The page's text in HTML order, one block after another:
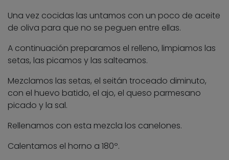
Una vez cocidas las untamos con un poco de aceite
de oliva para que no se peguen entre ellas.
A continuación preparamos el relleno, limpiamos las
setas, las picamos y las salteamos.
Mezclamos las setas, el seitán troceado diminuto,
con el huevo batido, el ajo, el queso parmesano
picado y la sal.
Rellenamos con esta mezcla los canelones.
Calentamos el horno a 180º.